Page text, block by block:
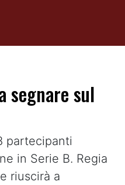
segnare sul
partecipanti
in Serie B. Regia
riuscirà a